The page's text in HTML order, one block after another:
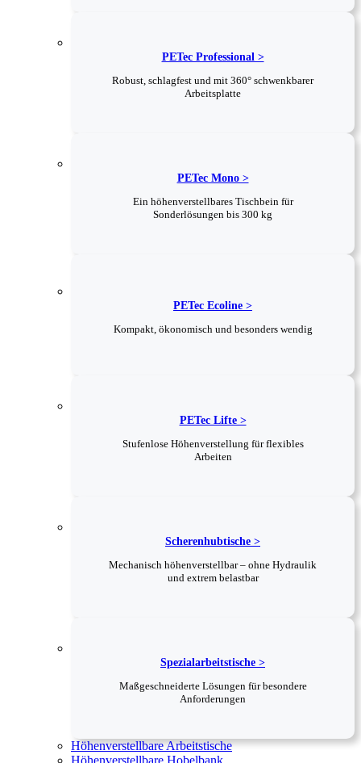
PETec Professional >
Robust, schlagfest und mit 360° schwenkbarer
Arbeitsplatte
PETec Mono >
Ein höhenverstellbares Tischbein für
Sonderlösungen bis 300 kg
PETec Ecoline >
Kompakt, ökonomisch und besonders wendig
PETec Lifte >
Stufenlose Höhenverstellung für flexibles
Arbeiten
Scherenhubtische >
Mechanisch höhenverstellbar – ohne Hydraulik
und extrem belastbar
Spezialarbeitstische >
Maßgeschneiderte Lösungen für besondere
Anforderungen
Höhenverstellbare Arbeitstische
Höhenverstellbare Hobelbank